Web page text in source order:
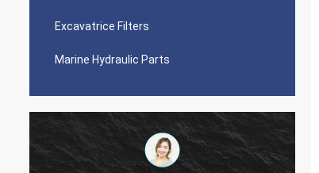
Excavatrice Filters
Marine Hydraulic Parts